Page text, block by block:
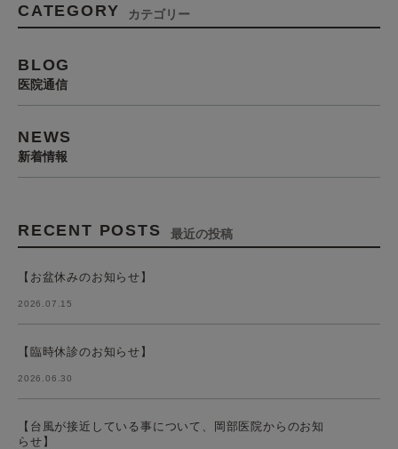
CATEGORY カテゴリー
BLOG
医院通信
NEWS
新着情報
RECENT POSTS 最近の投稿
【お盆休みのお知らせ】
2026.07.15
【臨時休診のお知らせ】
2026.06.30
【台風が接近している事について、岡部医院からのお知
らせ】